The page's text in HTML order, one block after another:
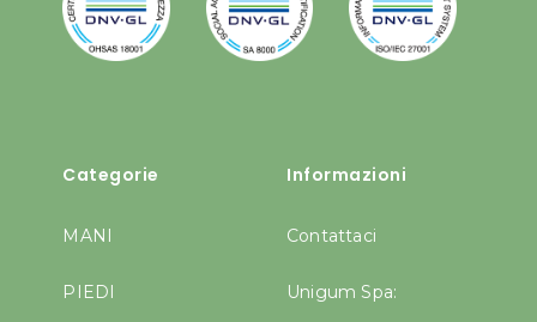
Categorie
MANI
PIEDI
Informazioni
Contattaci
Unigum Spa: